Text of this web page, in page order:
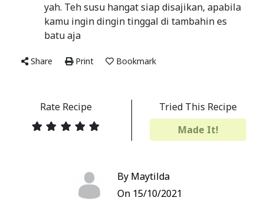
yah. Teh susu hangat siap disajikan, apabila
kamu ingin dingin tinggal di tambahin es
batu aja
Share Print Bookmark
Rate Recipe
Tried This Recipe
Made It!
By Maytilda
On 15/10/2021